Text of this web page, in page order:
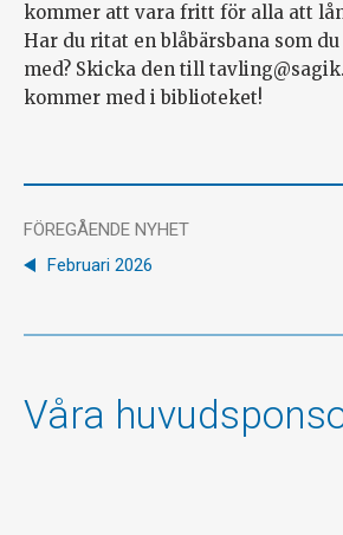
kommer att vara fritt för alla att
Har du ritat en blåbärsbana som
med? Skicka den till
kommer med i biblioteket!
FÖREGÅENDE NYHET
Februari 2026
Våra